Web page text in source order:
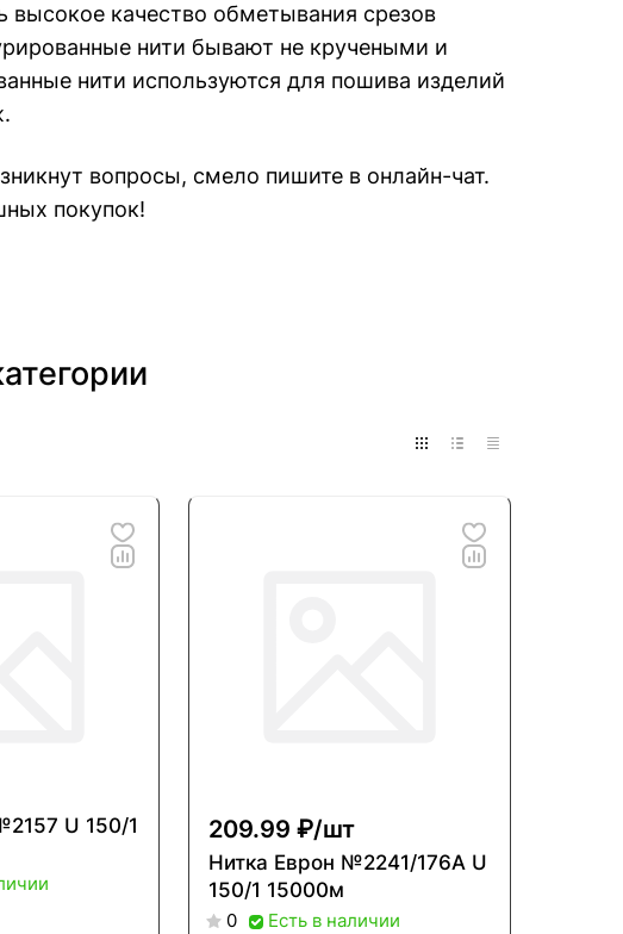
высокое качество обметывания срезов
нити бывают не кручеными и
нити используются для пошива изделий
вопросы, смело пишите в онлайн-чат.
покупок!
209.99 ₽/шт
Нитка Еврон №2241/176А U
150/1 15000м
0 Есть в наличии